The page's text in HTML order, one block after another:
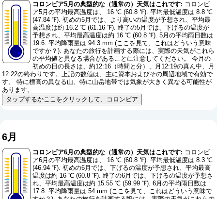
コロンビア5月の典型的な（通常の）天気はこれです: コロンビ
ア5月の平均最高温度は、 16 ℃ (60.8 ℉). 平均最低温度は 8.8 ℃
(47.84 ℉). 初めの5月では、より高いの温度が予想され、平均最
高温度は約 16.2 ℃ (61.16 ℉). 終了の5月では、下げるの温度が
予想され、平均最高温度は約 16 ℃ (60.8 ℉). 5月の平均雨日数は
19.6. 平均降雨量は 94.3 mm (ここを見て、これはどういう意味
ですか？). あなたの旅行を計画する際には、実際の天気がこれら
の平均値と異なる場合があることに注意してください。 今月の
初めの日の長さは、約12:16（時間と分）、月12:19の真ん中、月
12:22の終わりです。上記の数値は、主に資本およびその周辺地域で有効で
す。 特に標高の異なる山、特に山岳地帯では気象が大きく異なる可能性が
あります。
タップするかここをクリックして、コロンビア
6月
コロンビア6月の典型的な（通常の）天気はこれです: コロンビ
ア6月の平均最高温度は、 16 ℃ (60.8 ℉). 平均最低温度は 8.3 ℃
(46.94 ℉). 初めの6月では、下げるの温度が予想され、平均最高
温度は約 16 ℃ (60.8 ℉). 終了の6月では、下げるの温度が予想さ
れ、平均最高温度は約 15.55 ℃ (59.99 ℉). 6月の平均雨日数は
17.8. 平均降雨量は 54 mm ( ここを見て、これはどういう意味で